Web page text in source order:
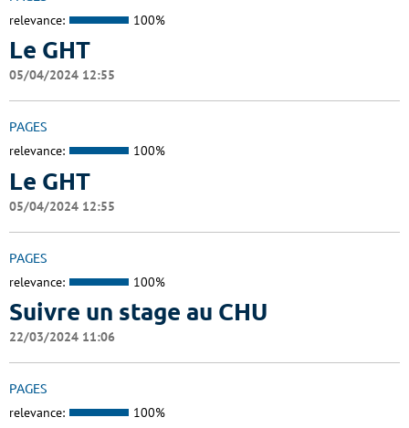
relevance: 100%
Le GHT
05/04/2024 12:55
PAGES
relevance: 100%
Le GHT
05/04/2024 12:55
PAGES
relevance: 100%
Suivre un stage au CHU
22/03/2024 11:06
PAGES
relevance: 100%